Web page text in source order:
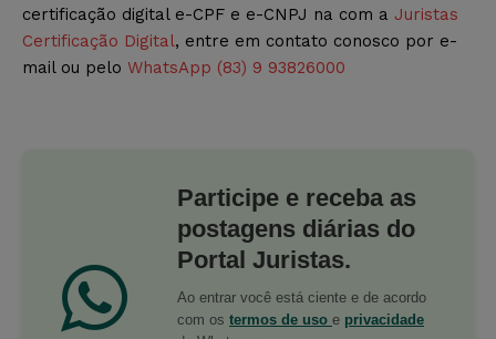
certificação digital e-CPF e e-CNPJ na com a Juristas
Certificação Digital, entre em contato conosco por e-
mail ou pelo WhatsApp (83) 9 93826000
Participe e receba as
postagens diárias do
Portal Juristas.
Ao entrar você está ciente e de acordo
com os termos de uso e privacidade